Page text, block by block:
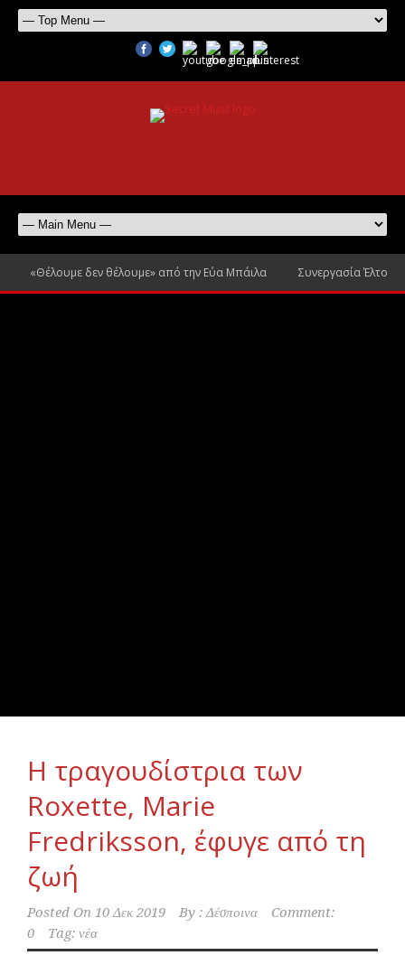
«Θέλουμε δεν θέλουμε» από την Εύα Μπάιλα Συνεργασία Έλτον
Η τραγουδίστρια των
Roxette, Marie
Fredriksson, έφυγε από τη
ζωή
Posted On 10 Δεκ 2019 By : Δέσποινα
Comment:
0
Tag: νέα